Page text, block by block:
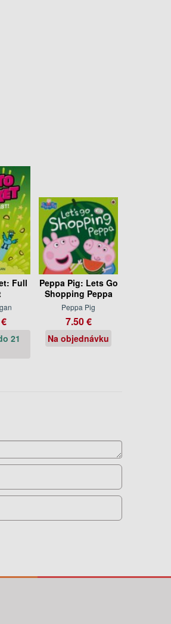
Full
21
Peppa Pig: Lets Go
Shopping Peppa
Peppa Pig
7.50 €
Na objednávku